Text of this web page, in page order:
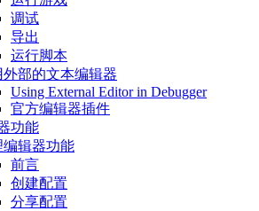
调试
导出
运行脚本
外部的文本编辑器
Using External Editor in Debugger
官方编辑器插件
功能
编辑器功能
前言
创建配置
分享配置